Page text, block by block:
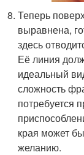
Теперь
выравнена,
здесь
Её линия
идеальный
сложность
потребуется
края может
желанию.